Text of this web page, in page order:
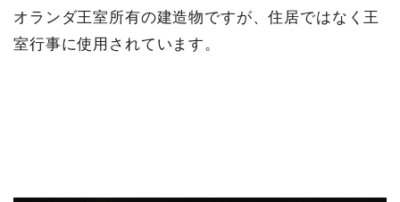
オランダ王室所有の建造物ですが、住居ではなく王
室行事に使用されています。